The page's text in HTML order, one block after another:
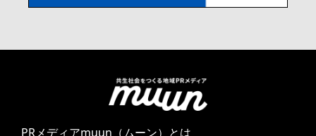
PRメディアmuun（ムーン）とは